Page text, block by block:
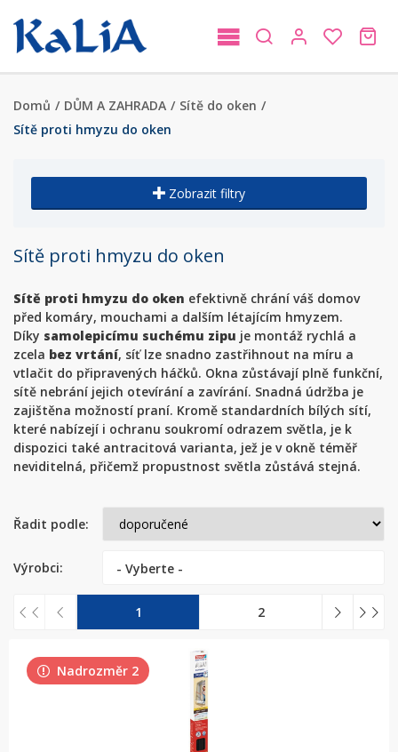
Domů / DŮM A ZAHRADA / Sítě do oken /
Sítě proti hmyzu do oken
Sítě proti hmyzu do oken
Sítě proti hmyzu do oken efektivně chrání váš domov
před komáry, mouchami a dalším létajícím hmyzem.
Díky samolepicímu suchému zipu je montáž rychlá a
zcela bez vrtání, síť lze snadno zastřihnout na míru a
vtlačit do připravených háčků. Okna zůstávají plně funkční,
sítě nebrání jejich otevírání a zavírání. Snadná údržba je
zajištěna možností praní. Kromě standardních bílých sítí,
které nabízejí i ochranu soukromí odrazem světla, je k
dispozici také antracitová varianta, jež je v okně téměř
neviditelná, přičemž propustnost světla zůstává stejná.
Řadit podle:
Výrobci: - Vyberte -
1 2
Nadrozměr 2
Zobrazit filtry